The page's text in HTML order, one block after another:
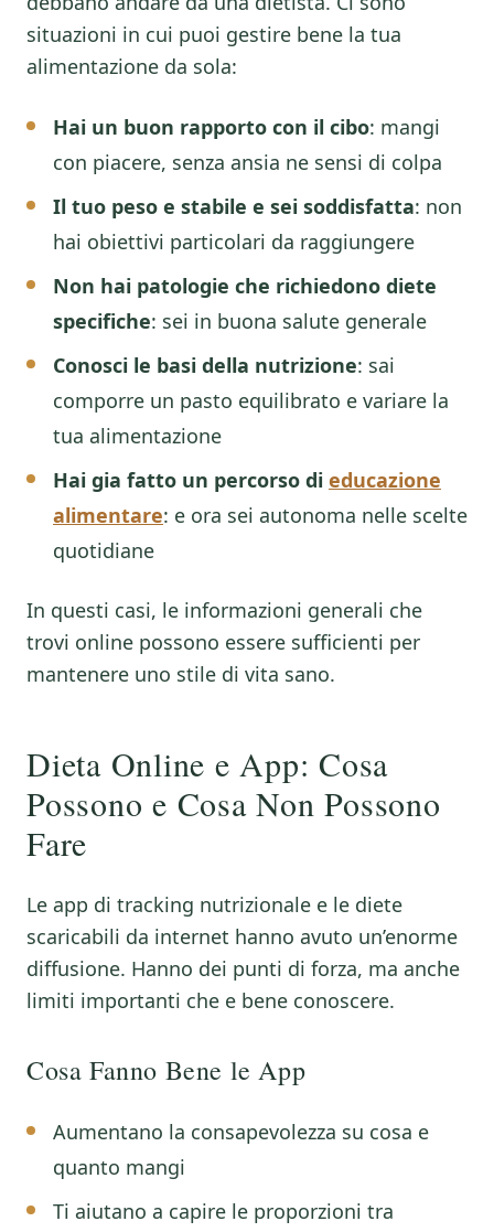
situazioni in cui puoi gestire bene la tua
alimentazione da sola:
Hai un buon rapporto con il cibo: mangi
con piacere, senza ansia ne sensi di colpa
Il tuo peso e stabile e sei soddisfatta: non
hai obiettivi particolari da raggiungere
Non hai patologie che richiedono diete
specifiche: sei in buona salute generale
Conosci le basi della nutrizione: sai
comporre un pasto equilibrato e variare la
tua alimentazione
Hai gia fatto un percorso di educazione
alimentare: e ora sei autonoma nelle scelte
quotidiane
In questi casi, le informazioni generali che
trovi online possono essere sufficienti per
mantenere uno stile di vita sano.
Dieta Online e App: Cosa
Possono e Cosa Non Possono
Fare
Le app di tracking nutrizionale e le diete
scaricabili da internet hanno avuto un’enorme
diffusione. Hanno dei punti di forza, ma anche
limiti importanti che e bene conoscere.
Cosa Fanno Bene le App
Aumentano la consapevolezza su cosa e
quanto mangi
Ti aiutano a capire le proporzioni tra